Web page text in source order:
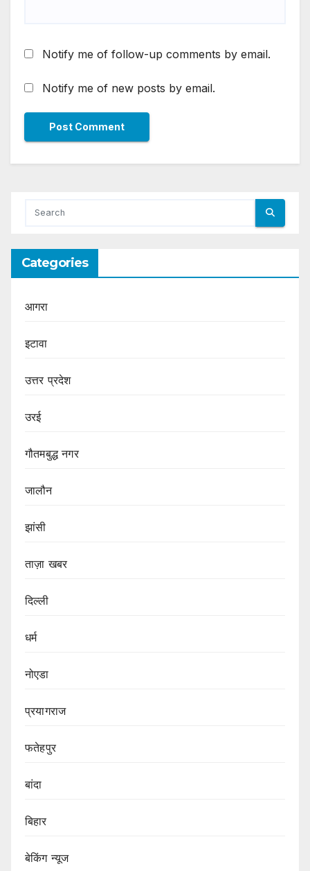
Notify me of follow-up comments by email.
Notify me of new posts by email.
Categories
आगरा
इटावा
उत्तर प्रदेश
उरई
गौतमबुद्ध नगर
जालौन
झांसी
ताज़ा खबर
दिल्ली
धर्म
नोएडा
प्रयागराज
फतेहपुर
बांदा
बिहार
बेकिंग न्यूज